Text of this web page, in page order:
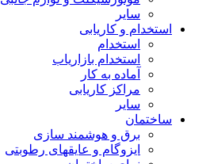
سایر
استخدام و کاریابی
استخدام
استخدام بازاریاب
آماده به کار
مراکز کاریابی
سایر
ساختمان
برق و هوشمند سازی
ایزوگام و عایقهای رطوبتی